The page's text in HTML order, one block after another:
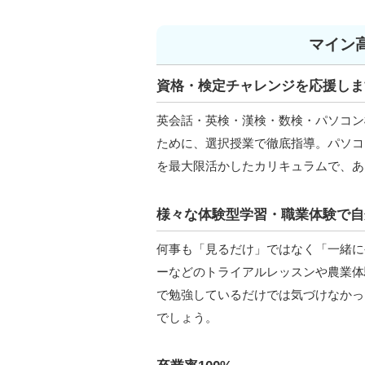
マイン
資格・検定チャレンジを応援し
英会話・英検・漢検・数検・パソコ
ために、選択授業で徹底指導。パソ
を最大限活かしたカリキュラムで、
様々な体験型学習・職業体験で
何事も「見るだけ」ではなく「一緒
ーなどのトライアルレッスンや農業
で勉強しているだけでは気づけなか
でしょう。